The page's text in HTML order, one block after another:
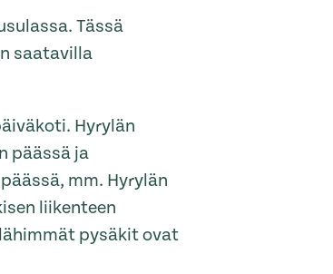
Tässä
saatavilla
Hyrylän
päässä ja
mm. Hyrylän
liikenteen
pysäkit ovat